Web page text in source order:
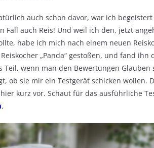
auch schon davor, war ich begeistert
Fall auch Reis! Und weil ich den, jetzt
habe ich mich nach einem neuen
„Panda“ gestoßen, und fand ihn
wenn man den Bewertungen Glauben
ob sie mir ein Testgerät schicken wollen.
kurz vor. Schaut für das ausführliche
.